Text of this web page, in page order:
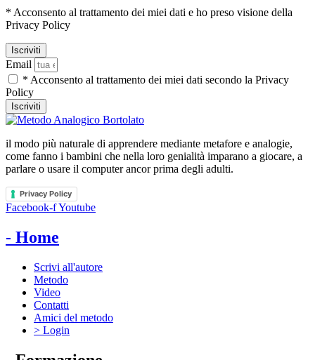
* Acconsento al trattamento dei miei dati e ho preso visione della
Privacy Policy
Email
* Acconsento al trattamento dei miei dati secondo la Privacy
Policy
Iscriviti
il modo più naturale di apprendere mediante metafore e analogie,
come fanno i bambini che nella loro genialità imparano a giocare, a
parlare o usare il computer ancor prima degli adulti.
Privacy Policy
Facebook-fYoutube
- Home
Scrivi all'autore
Metodo
Video
Contatti
Amici del metodo
> Login